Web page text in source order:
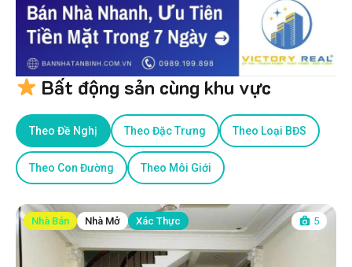
Bất động sản cùng khu vực
Theo Đề Nghị Theo Đặc Trưng Theo Loại BĐS
Theo Con Đường Theo Môi Giới
Nhà Bán Nhà Mở Xác Thực 5